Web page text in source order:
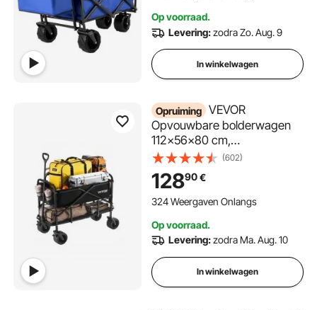
voor Strand / Tuin / Sport /
Vissen / Park
Op voorraad.
Levering:zodra Zo. Aug. 9
In winkelwagen
Opruiming VEVOR
Opvouwbare bolderwagen
112x56x80 cm,
Transportwagen, Handkar,
Tuinwagen met all-terrain
wielen, Strandwagen,
Draagvermogen tot 204 kg,
voor kamperen, sporten en
winkelen
(602)
12890€
324 Weergaven Onlangs
Op voorraad.
Levering:zodra Ma. Aug. 10
In winkelwagen